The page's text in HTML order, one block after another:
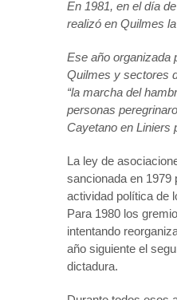
En 1981, en el día
realizó en Quilmes
Ese año organizada
Quilmes y sectores
“la marcha del
personas
Cayetano en Liniers
La ley de
sancionada en 1979
actividad política de
Para 1980 los
intentando
año siguiente el
dictadura.